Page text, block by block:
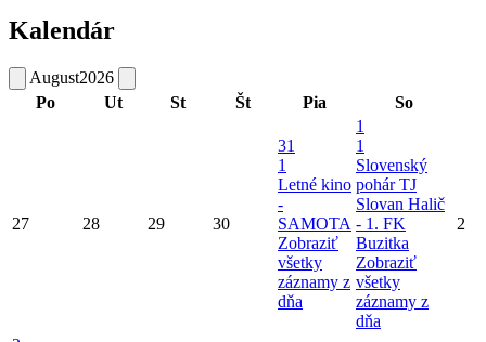
Kalendár
August2026
Po
Ut St Št Pia So
27 28 29 30
31
1
Letné kino
-
SAMOTA
Zobraziť
všetky
záznamy z
dňa
1
1
Slovenský
pohár TJ
Slovan Halič
- 1. FK
Buzitka
Zobraziť
všetky
záznamy z
dňa
2